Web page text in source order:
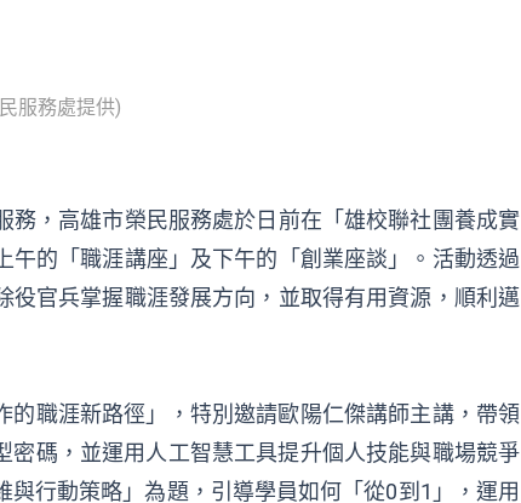
服務處提供)
，高雄市榮民服務處於日前在「雄校聯社團養成實
的「職涯講座」及下午的「創業座談」。活動透過
官兵掌握職涯發展方向，並取得有用資源，順利邁
的職涯新路徑」，特別邀請歐陽仁傑講師主講，帶領
碼，並運用人工智慧工具提升個人技能與職場競爭
行動策略」為題，引導學員如何「從0到1」，運用